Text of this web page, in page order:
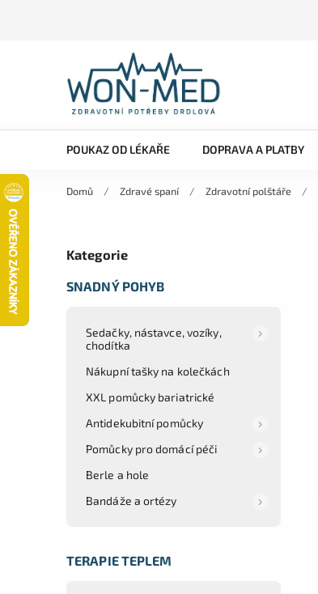
POUKAZ OD LÉKAŘE DOPRAVA A PLATBY
Domů / Zdravé spaní / Zdravotní polštáře /
Kategorie
SNADNÝ POHYB
Sedačky, nástavce, vozíky,
chodítka
Nákupní tašky na kolečkách
XXL pomůcky bariatrické
Antidekubitní pomůcky
Pomůcky pro domácí péči
Berle a hole
Bandáže a ortézy
TERAPIE TEPLEM